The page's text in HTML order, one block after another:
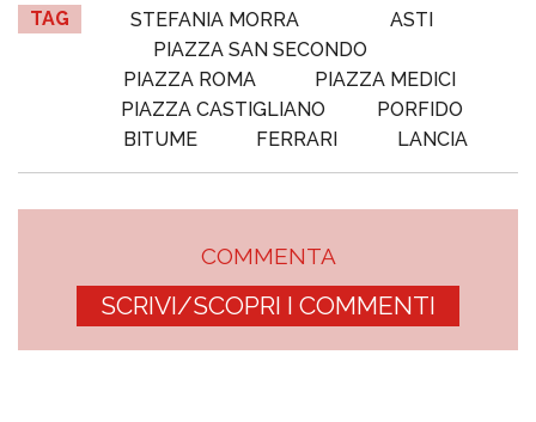
TAG STEFANIA MORRA
ASTI
PIAZZA SAN SECONDO
PIAZZA ROMA
PIAZZA MEDICI
PIAZZA CASTIGLIANO
PORFIDO
BITUME
FERRARI LANCIA
COMMENTA
SCRIVI/SCOPRI I COMMENTI